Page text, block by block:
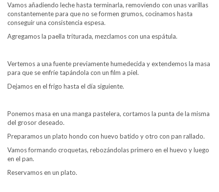
Vamos añadiendo leche hasta terminarla, removiendo con unas varillas
constantemente para que no se formen grumos, cocinamos hasta
conseguir una consistencia espesa.
Agregamos la paella triturada, mezclamos con una espátula.
Vertemos a una fuente previamente humedecida y extendemos la masa
para que se enfríe tapándola con un film a piel.
Dejamos en el frigo hasta el día siguiente.
Ponemos masa en una manga pastelera, cortamos la punta de la misma
del grosor deseado.
Preparamos un plato hondo con huevo batido y otro con pan rallado.
Vamos formando croquetas, rebozándolas primero en el huevo y luego
en el pan.
Reservamos en un plato.